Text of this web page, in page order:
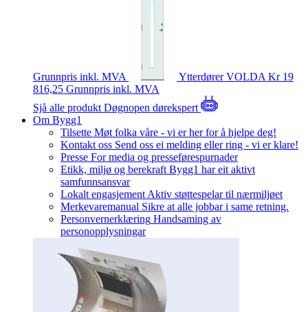
Grunnpris inkl. MVA YtterdørerVOLDA Kr 19
816,25 Grunnpris inkl. MVA
Sjå alle produkt Døgnopen dørekspert
Om Bygg1
Tilsette Møt folka våre - vi er her for å hjelpe deg!
Kontakt oss Send oss ei melding eller ring - vi er klare!
Presse For media og presseførespurnader
Etikk, miljø og berekraft Bygg1 har eit aktivt
samfunnsansvar
Lokalt engasjement Aktiv støttespelar til nærmiljøet
Merkevaremanual Sikre at alle jobbar i same retning.
Personvernerklæring Handsaming av
personopplysningar